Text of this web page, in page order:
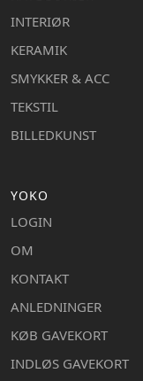
INTERIØR
KERAMIK
SMYKKER & ACC
TEKSTIL
BILLEDKUNST
YOKO
LOGIN
OM
KONTAKT
ANLEDNINGER
KØB GAVEKORT
INDLØS GAVEKORT